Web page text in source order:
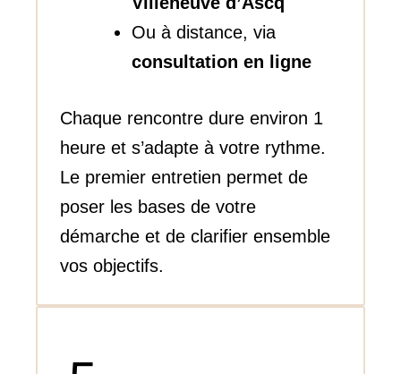
Ou à distance, via
consultation en ligne
Chaque rencontre dure environ 1
heure et s’adapte à votre rythme.
Le premier entretien permet de
poser les bases de votre
démarche et de clarifier ensemble
vos objectifs.